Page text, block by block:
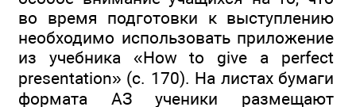
во время подготовки к выступлению
необходимо использовать приложение
из учебника «How to give a perfect
presentation» (с. 170). На листах бумаги
формата АЗ ученики размещают